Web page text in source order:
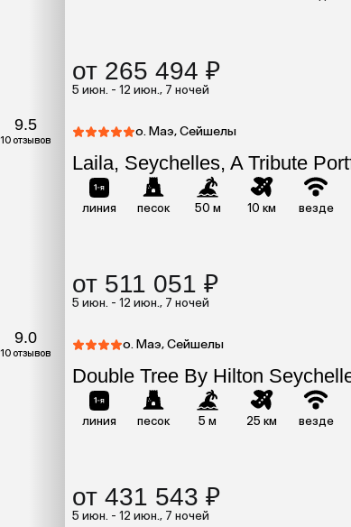
от 265 494 ₽
5 июн. - 12 июн., 7 ночей
9.5
10 отзывов
о. Маэ, Сейшелы
Laila, Seychelles, A Tribute
линия песок 50 м 10 км везде
от 511 051 ₽
5 июн. - 12 июн., 7 ночей
9.0
10 отзывов
о. Маэ, Сейшелы
Double Tree By Hilton
линия песок 5 м 25 км везде
от 431 543 ₽
5 июн. - 12 июн., 7 ночей